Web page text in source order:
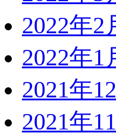
2022年2
2022年1
2021年
2021年